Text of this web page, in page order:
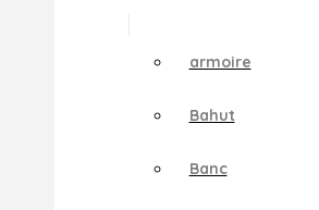
armoire
Bahut
Banc